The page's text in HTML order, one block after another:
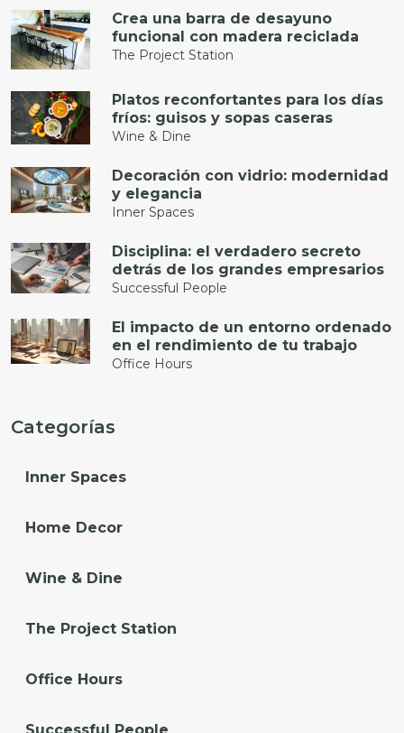
Crea una barra de desayuno
funcional con madera reciclada
The Project Station
Platos reconfortantes para los días
fríos: guisos y sopas caseras
Wine & Dine
Decoración con vidrio: modernidad
y elegancia
Inner Spaces
Disciplina: el verdadero secreto
detrás de los grandes empresarios
Successful People
El impacto de un entorno ordenado
en el rendimiento de tu trabajo
Office Hours
Categorías
Inner Spaces
Home Decor
Wine & Dine
The Project Station
Office Hours